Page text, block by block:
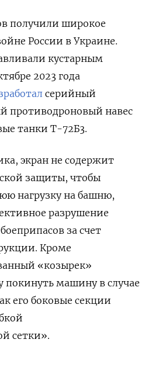
получили широкое
России в Украине.
кустарным
2023 года
серийный
противодроновый навес
танки Т-72Б3.
экран не содержит
защиты, чтобы
нагрузку на башню,
разрушение
за счет
Кроме
«козырек»
машину в случае
его боковые секции
сетки».